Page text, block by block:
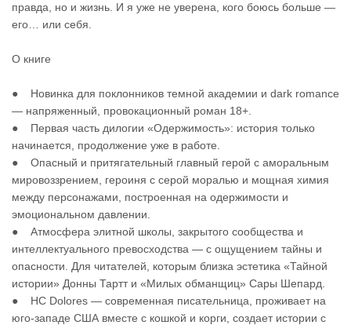
правда, но и жизнь. И я уже не уверена, кого боюсь больше —
его… или себя.
О книге
● Новинка для поклонников темной академии и dark romance
— напряженный, провокационный роман 18+.
● Первая часть дилогии «Одержимость»: история только
начинается, продолжение уже в работе.
● Опасный и притягательный главный герой с аморальным
мировоззрением, героиня с серой моралью и мощная химия
между персонажами, построенная на одержимости и
эмоциональном давлении.
● Атмосфера элитной школы, закрытого сообщества и
интеллектуального превосходства — с ощущением тайны и
опасности. Для читателей, которым близка эстетика «Тайной
истории» Донны Тартт и «Милых обманщиц» Сары Шепард.
● HC Dolores — современная писательница, проживает на
юго-западе США вместе с кошкой и корги, создает истории с